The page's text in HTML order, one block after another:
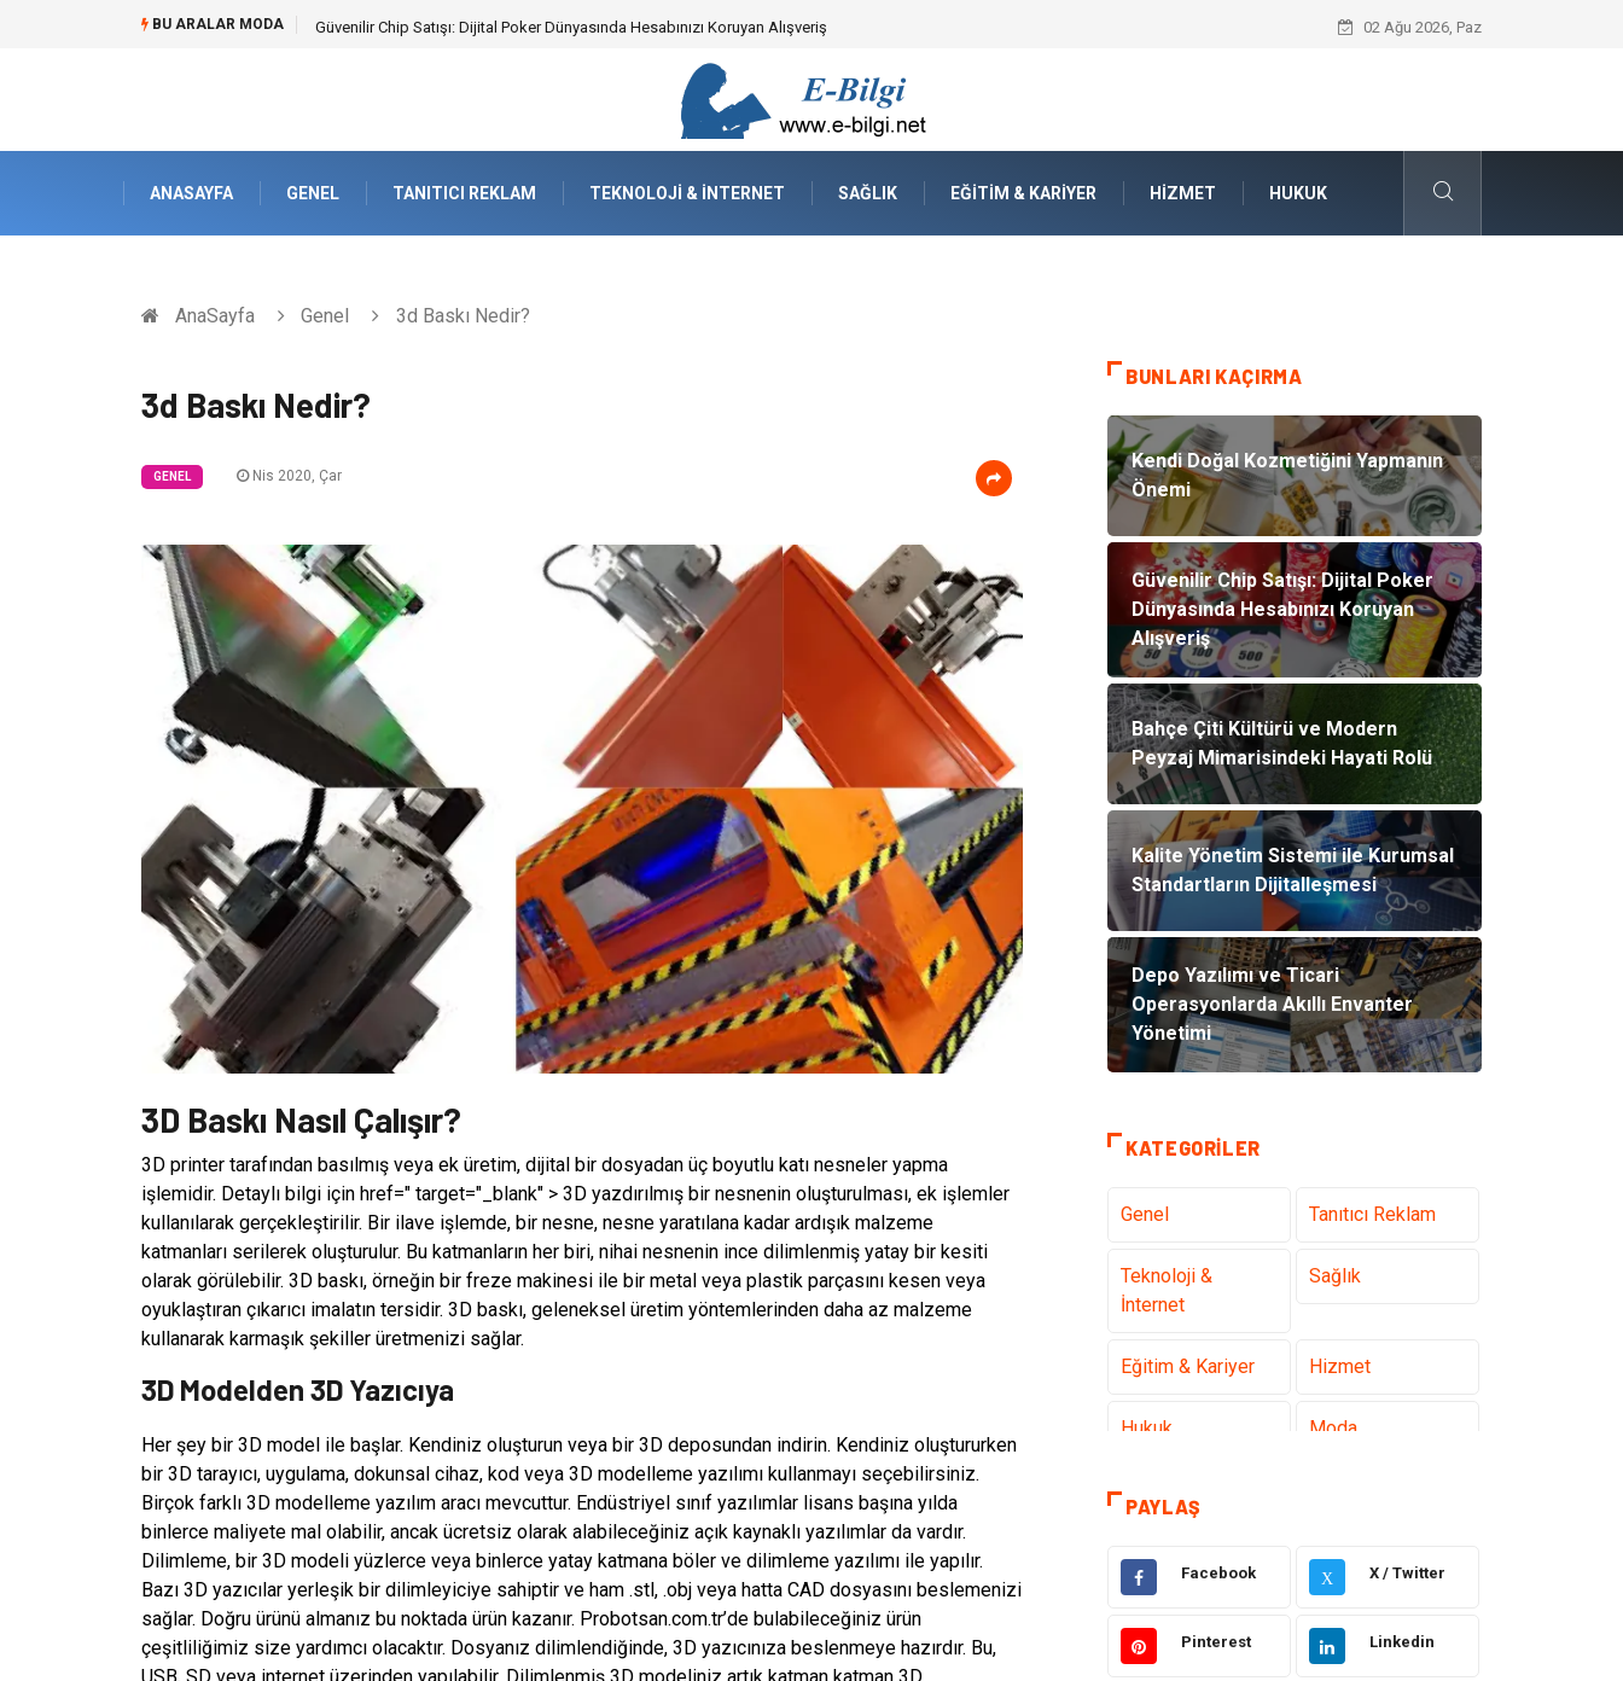
BU ARALAR MODA Güvenilir Chip Satışı: Dijital Poker Dünyasında Hesabınızı Koruyan Alışveriş Bahçe Çiti Kültürü ve Modern Peyzaj
02 Ağu 2026, Paz
ANASAYFA GENEL TANITICI REKLAM TEKNOLOJI & İNTERNET SAĞLIK EĞITIM & KARIYER HIZMET HUKUK
AnaSayfa Genel 3d Baskı Nedir?
3d Baskı Nedir?
GENEL Nis 2020, Çar
3D Baskı Nasıl Çalışır?
3D printer tarafından basılmış veya ek üretim, dijital bir dosyadan üç boyutlu katı nesneler yapma
işlemidir. Detaylı bilgi için href=" target="_blank" > 3D yazdırılmış bir nesnenin oluşturulması, ek işlemler
kullanılarak gerçekleştirilir. Bir ilave işlemde, bir nesne, nesne yaratılana kadar ardışık malzeme
katmanları serilerek oluşturulur. Bu katmanların her biri, nihai nesnenin ince dilimlenmiş yatay bir kesiti
olarak görülebilir. 3D baskı, örneğin bir freze makinesi ile bir metal veya plastik parçasını kesen veya
oyuklaştıran çıkarıcı imalatın tersidir. 3D baskı, geleneksel üretim yöntemlerinden daha az malzeme
kullanarak karmaşık şekiller üretmenizi sağlar.
3D Modelden 3D Yazıcıya
Her şey bir 3D model ile başlar. Kendiniz oluşturun veya bir 3D deposundan indirin. Kendiniz oluştururken
bir 3D tarayıcı, uygulama, dokunsal cihaz, kod veya 3D modelleme yazılımı kullanmayı seçebilirsiniz.
Birçok farklı 3D modelleme yazılım aracı mevcuttur. Endüstriyel sınıf yazılımlar lisans başına yılda
binlerce maliyete mal olabilir, ancak ücretsiz olarak alabileceğiniz açık kaynaklı yazılımlar da vardır.
Dilimleme, bir 3D modeli yüzlerce veya binlerce yatay katmana böler ve dilimleme yazılımı ile yapılır.
Bazı 3D yazıcılar yerleşik bir dilimleyiciye sahiptir ve ham .stl, .obj veya hatta CAD dosyasını beslemenizi
sağlar. Doğru ürünü almanız bu noktada ürün kazanır. Probotsan.com.tr’de bulabileceğiniz ürün
çeşitliliğimiz size yardımcı olacaktır. Dosyanız dilimlendiğinde, 3D yazıcınıza beslenmeye hazırdır. Bu,
BUNLARI KAÇIRMA
Kendi Doğal Kozmetiğini Yapmanın
Önemi
Güvenilir Chip Satışı: Dijital Poker
Dünyasında Hesabınızı Koruyan
Alışveriş
Bahçe Çiti Kültürü ve Modern
Peyzaj Mimarisindeki Hayati Rolü
Kalite Yönetim Sistemi ile Kurumsal
Standartların Dijitalleşmesi
Depo Yazılımı ve Ticari
Operasyonlarda Akıllı Envanter
Yönetimi
KATEGORILER
Genel Tanıtıcı Reklam
Teknoloji &
İnternet
Sağlık
Eğitim & Kariyer Hizmet
Hukuk Moda
Gündem
PAYLAŞ
Facebook X X / Twitter
Pinterest Linkedin